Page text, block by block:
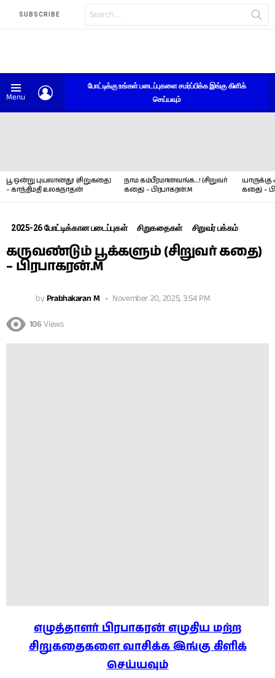
SUBSCRIBE
for:
Menu
போட்டிக்கு உங்கள் படைப்புகளை சமர்ப்பிக்க இங்கு கிளிக்
செய்யவும்
பூ ஒன்று புயலானது! (சிறுகதை)
– காந்திமதி உலகநாதன்
நாம கம்பீரமானவங்க…! (சிறுவர்
கதை) – பிரபாகரன்.M
யாருக்கு
கதை) –
2025-26 போட்டிக்கான படைப்புகள் சிறுகதைகள் சிறுவர் பக்கம்
கருவண்டும் பூக்களும் (சிறுவர் கதை)
– பிரபாகரன்.M
byPrabhakaran M November 20, 2025, 3:54 PM
106 Views
எழுத்தாளர் பிரபாகரன் எழுதிய மற்ற
சிறுகதைகளை வாசிக்க இங்கு கிளிக்
செய்யவும்